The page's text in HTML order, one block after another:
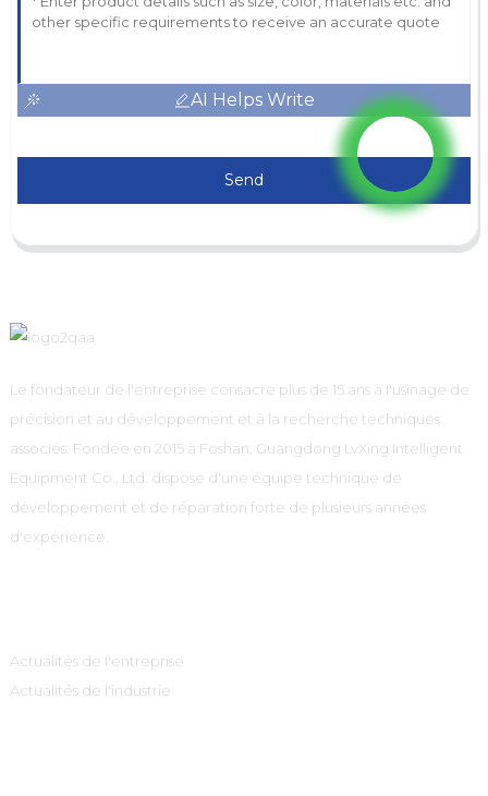
AI Helps Write
Send
Le fondateur de l'entreprise consacre plus de 15 ans à l'usinage de
précision et au développement et à la recherche techniques
associés. Fondée en 2015 à Foshan, Guangdong LvXing Intelligent
Equipment Co., Ltd. dispose d'une équipe technique de
développement et de réparation forte de plusieurs années
d'expérience.
Actualités de l'entreprise
Actualités de l'industrie